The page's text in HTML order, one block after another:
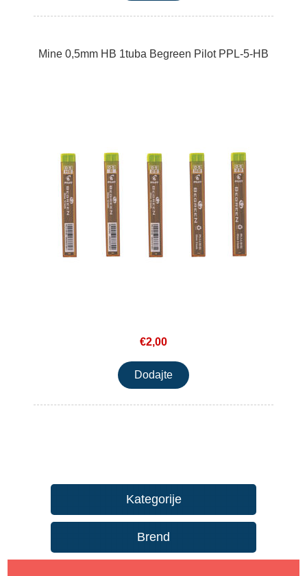
Mine 0,5mm HB 1tuba Begreen Pilot PPL-5-HB
€2,00
Kategorije
Brend